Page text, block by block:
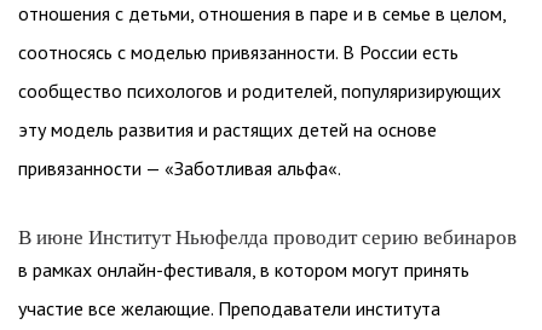
отношения с детьми, отношения в паре и в семье в целом,
соотносясь с моделью привязанности. В России есть
сообщество психологов и родителей, популяризирующих
эту модель развития и растящих детей на основе
привязанности — «Заботливая альфа«.
В июне Институт Ньюфелда проводит серию вебинаров
в рамках онлайн-фестиваля, в котором могут принять
участие все желающие. Преподаватели института